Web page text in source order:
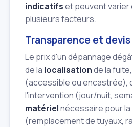
indicatifset peuvent varier
plusieurs facteurs.
Transparence et
Le prix d'un dépannage
de la localisationde la
(accessible ou encastrée),
l'intervention (jour/nuit,
matérielnécessaire pour
(remplacement de tuyaux,